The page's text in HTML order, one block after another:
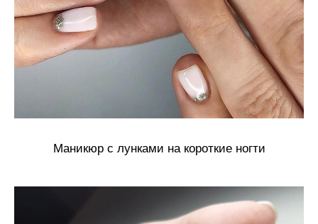
Маникюр с лунками на короткие ногти